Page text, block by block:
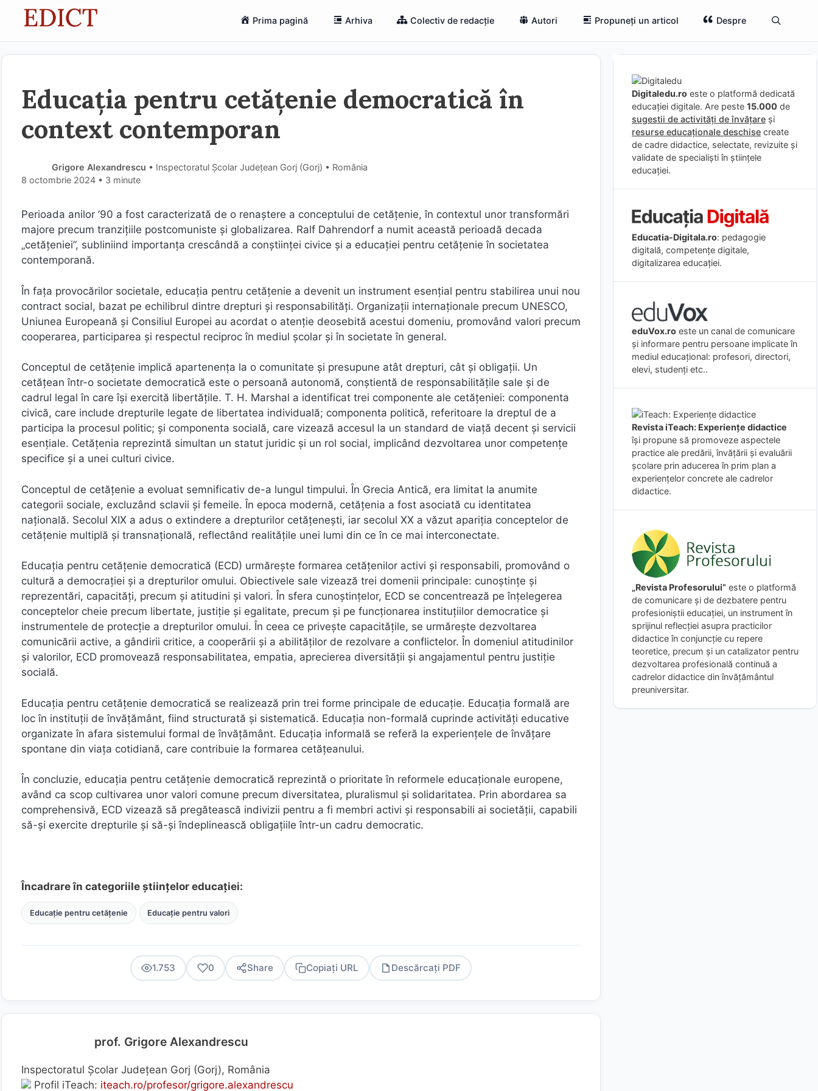
Prima pagină Arhiva Colectiv de redacție Autori Propuneți un articol Despre
Educația pentru cetățenie democratică în
context contemporan
Grigore Alexandrescu • Inspectoratul Școlar Județean Gorj (Gorj) • România
8 octombrie 2024 • 3 minute
Perioada anilor ’90 a fost caracterizată de o renaștere a conceptului de cetățenie, în contextul unor transformări
majore precum tranzițiile postcomuniste și globalizarea. Ralf Dahrendorf a numit această perioadă decada
„cetățeniei”, subliniind importanța crescândă a conștiinței civice și a educației pentru cetățenie în societatea
contemporană.
În fața provocărilor societale, educația pentru cetățenie a devenit un instrument esențial pentru stabilirea unui nou
contract social, bazat pe echilibrul dintre drepturi și responsabilități. Organizații internaționale precum UNESCO,
Uniunea Europeană și Consiliul Europei au acordat o atenție deosebită acestui domeniu, promovând valori precum
cooperarea, participarea și respectul reciproc în mediul școlar și în societate în general.
Conceptul de cetățenie implică apartenența la o comunitate și presupune atât drepturi, cât și obligații. Un
cetățean într-o societate democratică este o persoană autonomă, conștientă de responsabilitățile sale și de
cadrul legal în care își exercită libertățile. T. H. Marshal a identificat trei componente ale cetățeniei: componenta
civică, care include drepturile legate de libertatea individuală; componenta politică, referitoare la dreptul de a
participa la procesul politic; și componenta socială, care vizează accesul la un standard de viață decent și servicii
esențiale. Cetățenia reprezintă simultan un statut juridic și un rol social, implicând dezvoltarea unor competențe
specifice și a unei culturi civice.
Conceptul de cetățenie a evoluat semnificativ de-a lungul timpului. În Grecia Antică, era limitat la anumite
categorii sociale, excluzând sclavii și femeile. În epoca modernă, cetățenia a fost asociată cu identitatea
națională. Secolul XIX a adus o extindere a drepturilor cetățenești, iar secolul XX a văzut apariția conceptelor de
cetățenie multiplă și transnațională, reflectând realitățile unei lumi din ce în ce mai interconectate.
Educația pentru cetățenie democratică (ECD) urmărește formarea cetățenilor activi și responsabili, promovând o
cultură a democrației și a drepturilor omului. Obiectivele sale vizează trei domenii principale: cunoștințe și
reprezentări, capacități, precum și atitudini și valori. În sfera cunoștințelor, ECD se concentrează pe înțelegerea
conceptelor cheie precum libertate, justiție și egalitate, precum și pe funcționarea instituțiilor democratice și
instrumentele de protecție a drepturilor omului. În ceea ce privește capacitățile, se urmărește dezvoltarea
comunicării active, a gândirii critice, a cooperării și a abilităților de rezolvare a conflictelor. În domeniul atitudinilor
și valorilor, ECD promovează responsabilitatea, empatia, aprecierea diversității și angajamentul pentru justiție
socială.
Educația pentru cetățenie democratică se realizează prin trei forme principale de educație. Educația formală are
loc în instituții de învățământ, fiind structurată și sistematică. Educația non-formală cuprinde activități educative
organizate în afara sistemului formal de învățământ. Educația informală se referă la experiențele de învățare
spontane din viața cotidiană, care contribuie la formarea cetățeanului.
În concluzie, educația pentru cetățenie democratică reprezintă o prioritate în reformele educaționale europene,
având ca scop cultivarea unor valori comune precum diversitatea, pluralismul și solidaritatea. Prin abordarea sa
comprehensivă, ECD vizează să pregătească indivizii pentru a fi membri activi și responsabili ai societății, capabili
să-și exercite drepturile și să-și îndeplinească obligațiile într-un cadru democratic.
Încadrare în categoriile științelor educației:
Educație pentru cetățenie Educație pentru valori
1.753 0 Share Copiați URL Descărcați PDF
prof. Grigore Alexandrescu
Inspectoratul Școlar Județean Gorj (Gorj), România
Profil iTeach: iteach.ro/profesor/grigore.alexandrescu
Digitaledu.ro este o platformă dedicată
educației digitale. Are peste 15.000 de
sugestii de activități de învățare și
resurse educaționale deschise create
de cadre didactice, selectate, revizuite și
validate de specialiști în științele
educației.
Educatia-Digitala.ro: pedagogie
digitală, competențe digitale,
digitalizarea educației.
eduVox.ro este un canal de comunicare
și informare pentru persoane implicate în
mediul educațional: profesori, directori,
elevi, studenți etc..
Revista iTeach: Experienţe didactice
îşi propune să promoveze aspectele
practice ale predării, învăţării şi evaluării
şcolare prin aducerea în prim plan a
experienţelor concrete ale cadrelor
didactice.
„Revista Profesorului” este o platformă
de comunicare și de dezbatere pentru
profesioniștii educației, un instrument în
sprijinul reflecției asupra practicilor
didactice în conjuncție cu repere
teoretice, precum și un catalizator pentru
dezvoltarea profesională continuă a
cadrelor didactice din învățământul
preuniversitar.